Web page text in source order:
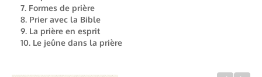
7. Formes de prière
8. Prier avec la Bible
9. La prière en esprit
10. Le jeûne dans la prière